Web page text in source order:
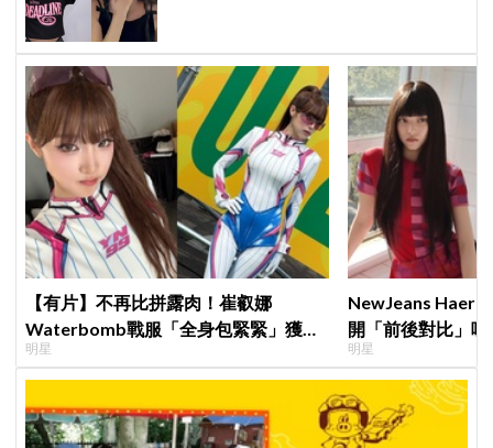
【有片】不再比拼露肉！崔叡娜
Waterbomb戰服「全身包緊緊」獲好
評，逆向操作炸翻全場：根本福音戰士
明星
NewJeans
開「前後對比」
絲超崩潰
明星